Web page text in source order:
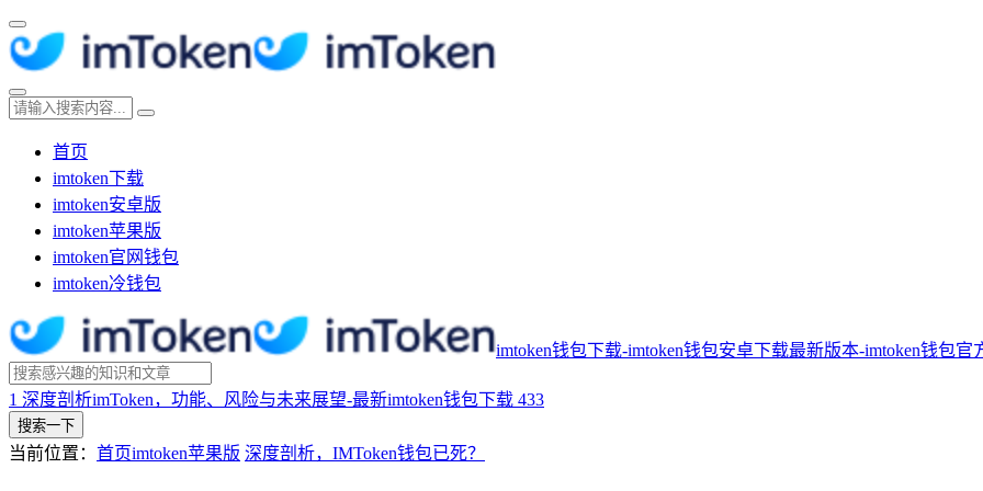
首页
imtoken下载
imtoken安卓版
imtoken苹果版
imtoken官网钱包
imtoken冷钱包
imtoken钱包下载-imtoken钱包安卓下载最新版本-imtoken钱包官
1 深度剖析imToken，功能、风险与未来展望-最新imtoken钱包下载 433
搜索一下
当前位置： 首页imtoken苹果版 深度剖析，IMToken钱包已死？